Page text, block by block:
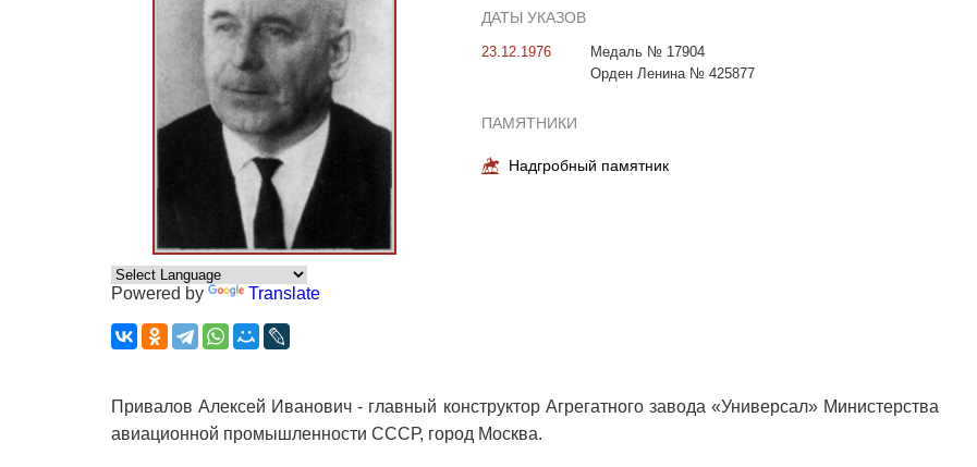
Powered by Translate
ДАТЫ УКАЗОВ
23.12.1976
Медаль № 17904
Орден Ленина № 425877
ПАМЯТНИКИ
Надгробный памятник
Привалов Алексей Иванович - главный конструктор Агрегатного завода «Универсал» Министерства
авиационной промышленности СССР, город Москва.